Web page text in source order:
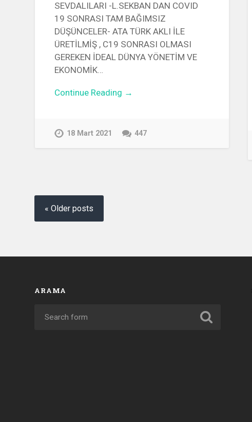
SEVDALILARI -L.SEKBAN DAN COVID
19 SONRASI TAM BAĞIMSIZ
DÜŞÜNCELER- ATA TÜRK AKLI İLE
ÜRETİLMİŞ , C19 SONRASI OLMASI
GEREKEN İDEAL DÜNYA YÖNETİM VE
EKONOMİK…
Continue Reading →
18 Mart 2021 447
« Older posts
ARAMA